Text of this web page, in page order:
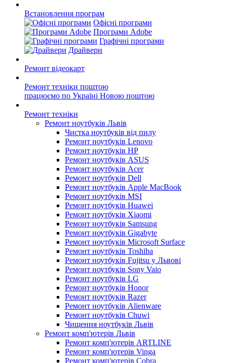
Встановлення програм
Офісні програми
Програми Adobe
Графічні програми
Драйвери
Ремонт відеокарт
Ремонт техніки поштою
працюємо по Україні Новою поштою
Ремонт техніки
Ремонт ноутбуків Львів
Чистка ноутбуків від пилу
Ремонт ноутбуків Lenovo
Ремонт ноутбуків HP
Ремонт ноутбуків ASUS
Ремонт ноутбуків Acer
Ремонт ноутбуків Dell
Ремонт ноутбуків Apple MacBook
Ремонт ноутбуків MSI
Ремонт ноутбуків Huawei
Ремонт ноутбуків Xiaomi
Ремонт ноутбуків Samsung
Ремонт ноутбуків Gigabyte
Ремонт ноутбуків Microsoft Surface
Ремонт ноутбуків Toshiba
Ремонт ноутбуків Fujitsu у Львові
Ремонт ноутбуків Sony Vaio
Ремонт ноутбуків LG
Ремонт ноутбуків Honor
Ремонт ноутбуків Razer
Ремонт ноутбуків Alienware
Ремонт ноутбуків Chuwi
Чищення ноутбуків Львів
Ремонт комп'ютерів Львів
Ремонт комп'ютерів ARTLINE
Ремонт комп'ютерів Vinga
Ремонт комп'ютерів Cobra